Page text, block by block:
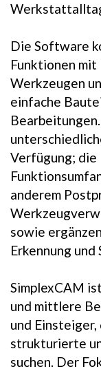
Die Software
Funktionen
Werkzeugen
einfache
Verfügung; die
anderem
sowie
Erkennung und
SimplexCAM
und mittlere
und
strukturierte
suchen. Der